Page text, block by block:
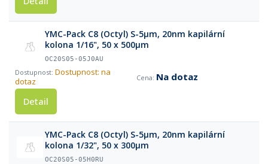
YMC-Pack C8 (Octyl) S-5µm, 20nm kapilární
kolona 1/16", 50 x 500µm
OC20S05-05J0AU
Dostupnost: na
dotaz
Na dotaz
Detail
YMC-Pack C8 (Octyl) S-5µm, 20nm kapilární
kolona 1/32", 50 x 300µm
OC20S05-05H0RU